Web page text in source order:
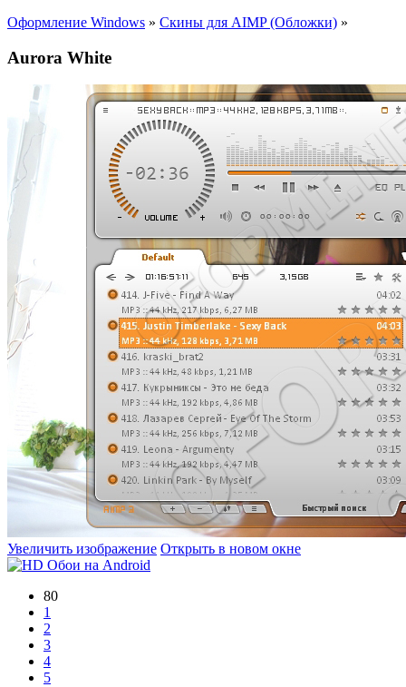
Оформление Windows » Скины для AIMP (Обложки) »
Aurora White
Увеличить изображение Открыть в новом окне
80
1
2
3
4
5